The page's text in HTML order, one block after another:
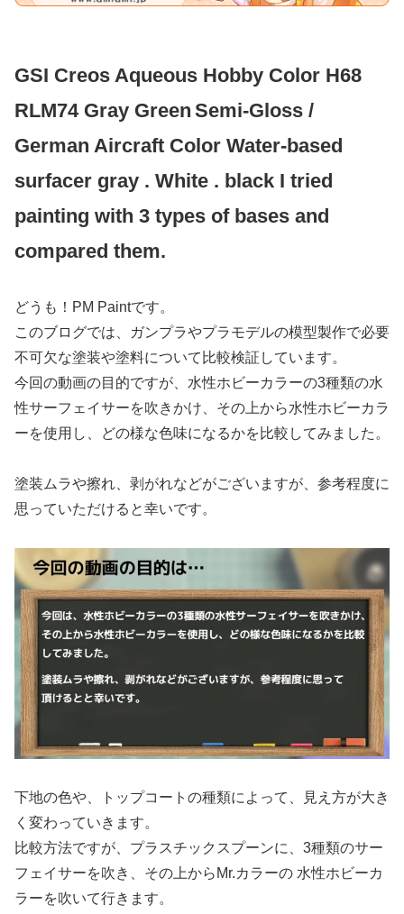
GSI Creos Aqueous Hobby Color H68
RLM74 Gray Green Semi-Gloss /
German Aircraft Color Water-based
surfacer gray . White . black I tried
painting with 3 types of bases and
compared them.
どうも！PM Paintです。
このブログでは、ガンプラやプラモデルの模型製作で必要
不可欠な塗装や塗料について比較検証しています。
今回の動画の目的ですが、水性ホビーカラーの3種類の水
性サーフェイサーを吹きかけ、その上から水性ホビーカラ
ーを使用し、どの様な色味になるかを比較してみました。
塗装ムラや擦れ、剥がれなどがございますが、参考程度に
思っていただけると幸いです。
下地の色や、トップコートの種類によって、見え方が大き
く変わっていきます。
比較方法ですが、プラスチックスプーンに、3種類のサー
フェイサーを吹き、その上からMr.カラーの 水性ホビーカ
ラーを吹いて行きます。